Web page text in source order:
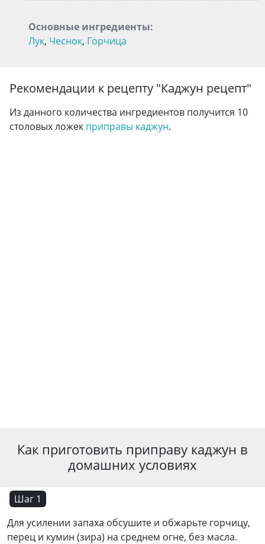
Основные ингредиенты:
Лук, Чеснок, Горчица
Рекомендации к рецепту "Каджун рецепт"
Из данного количества ингредиентов получится 10
столовых ложек приправы каджун.
Как приготовить приправу каджун в
домашних условиях
Шаг 1
Для усилении запаха обсушите и обжарьте горчицу,
перец и кумин (зира) на среднем огне, без масла.